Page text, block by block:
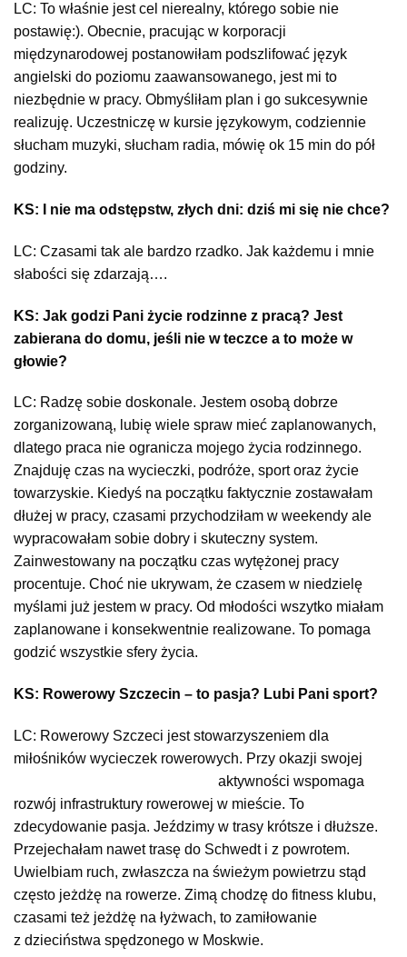
LC: To właśnie jest cel nierealny, którego sobie nie
postawię:). Obecnie, pracując w korporacji
międzynarodowej postanowiłam podszlifować język
angielski do poziomu zaawansowanego, jest mi to
niezbędnie w pracy. Obmyśliłam plan i go sukcesywnie
realizuję. Uczestniczę w kursie językowym, codziennie
słucham muzyki, słucham radia, mówię ok 15 min do pół
godziny.
KS: I nie ma odstępstw, złych dni: dziś mi się nie chce?
LC: Czasami tak ale bardzo rzadko. Jak każdemu i mnie
słabości się zdarzają….
KS: Jak godzi Pani życie rodzinne z pracą? Jest
zabierana do domu, jeśli nie w teczce a to może w
głowie?
LC: Radzę sobie doskonale. Jestem osobą dobrze
zorganizowaną, lubię wiele spraw mieć zaplanowanych,
dlatego praca nie ogranicza mojego życia rodzinnego.
Znajduję czas na wycieczki, podróże, sport oraz życie
towarzyskie. Kiedyś na początku faktycznie zostawałam
dłużej w pracy, czasami przychodziłam w weekendy ale
wypracowałam sobie dobry i skuteczny system.
Zainwestowany na początku czas wytężonej pracy
procentuje. Choć nie ukrywam, że czasem w niedzielę
myślami już jestem w pracy. Od młodości wszytko miałam
zaplanowane i konsekwentnie realizowane. To pomaga
godzić wszystkie sfery życia.
KS: Rowerowy Szczecin – to pasja? Lubi Pani sport?
LC: Rowerowy Szczeci jest stowarzyszeniem dla
miłośników wycieczek rowerowych. Przy okazji swojej
aktywności wspomaga
rozwój infrastruktury rowerowej w mieście. To
zdecydowanie pasja. Jeździmy w trasy krótsze i dłuższe.
Przejechałam nawet trasę do Schwedt i z powrotem.
Uwielbiam ruch, zwłaszcza na świeżym powietrzu stąd
często jeżdżę na rowerze. Zimą chodzę do fitness klubu,
czasami też jeżdżę na łyżwach, to zamiłowanie
z dzieciństwa spędzonego w Moskwie.